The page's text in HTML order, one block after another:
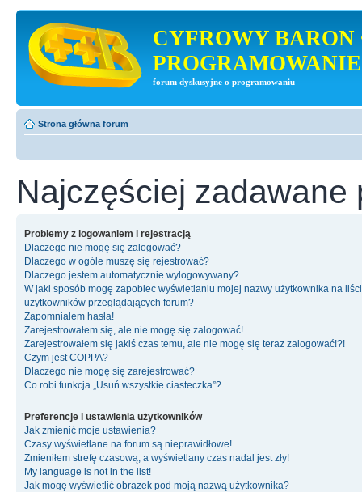
CYFROWY BARON
PROGRAMOWANIE
forum dyskusyjne o programowaniu
Strona główna forum
Najczęściej zadawane
Problemy z logowaniem i rejestracją
Dlaczego nie mogę się zalogować?
Dlaczego w ogóle muszę się rejestrować?
Dlaczego jestem automatycznie wylogowywany?
W jaki sposób mogę zapobiec wyświetlaniu mojej nazwy użytkownika na
użytkowników przeglądających forum?
Zapomniałem hasła!
Zarejestrowałem się, ale nie mogę się zalogować!
Zarejestrowałem się jakiś czas temu, ale nie mogę się teraz zalogować!?!
Czym jest COPPA?
Dlaczego nie mogę się zarejestrować?
Co robi funkcja „Usuń wszystkie ciasteczka”?
Preferencje i ustawienia użytkowników
Jak zmienić moje ustawienia?
Czasy wyświetlane na forum są nieprawidłowe!
Zmieniłem strefę czasową, a wyświetlany czas nadal jest zły!
My language is not in the list!
Jak mogę wyświetlić obrazek pod moją nazwą użytkownika?